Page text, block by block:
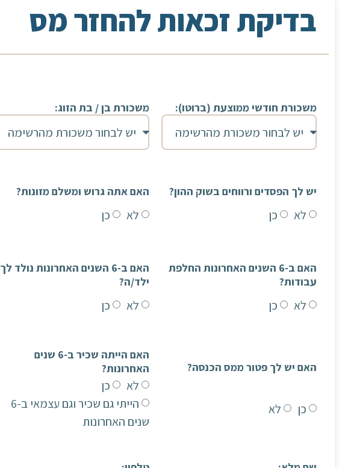
בדיקת זכאות להחזר מס
משכורת חודשי ממוצעת (ברוטו): משכורת בן / בת הזוג:
יש לך הפסדים ורווחים בשוק ההון?
לא כן
האם אתה גרוש ומשלם מזונות?
לא כן
האם ב-6 השנים האחרונות החלפת
עבודות?
לא כן
האם ב-6 השנים האחרונות נולד לך
ילד/ה?
לא כן
האם יש לך פטור ממס הכנסה?
כן לא
האם הייתה שכיר ב-6 שנים
האחרונות?
לא
כן
הייתי גם שכיר וגם עצמאי ב-6
שנים האחרונות